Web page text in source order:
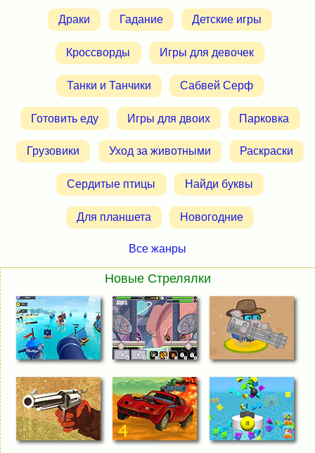
Драки Гадание Детские игры
Кроссворды Игры для девочек
Танки и Танчики Сабвей Серф
Готовить еду Игры для двоих Парковка
Грузовики Уход за животными Раскраски
Сердитые птицы Найди буквы
Для планшета Новогодние
Все жанры
Новые Стрелялки